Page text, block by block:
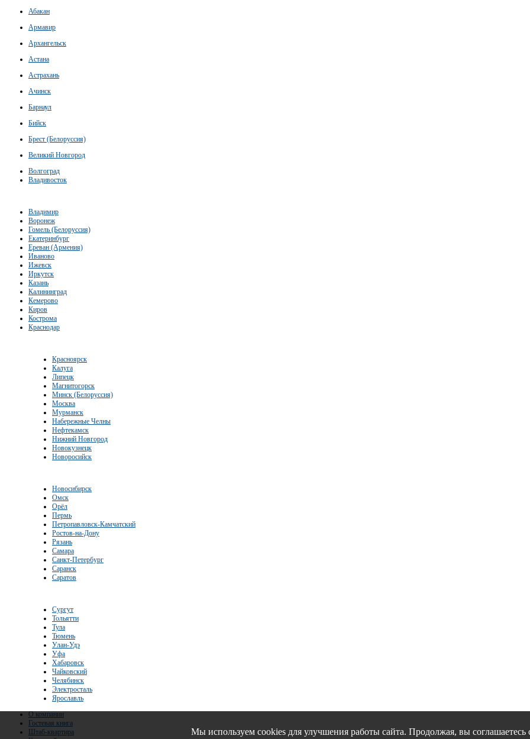
Абакан
Армавир
Архангельск
Астана
Астрахань
Ачинск
Барнаул
Бийск
Брест (Белоруссия)
Великий Новгород
Волгоград
Владивосток
Владимир
Воронеж
Гомель (Белоруссия)
Екатеринбург
Ереван (Армения)
Иваново
Ижевск
Иркутск
Казань
Калининград
Кемерово
Киров
Кострома
Краснодар
Красноярск
Калуга
Липецк
Магнитогорск
Минск (Белоруссия)
Москва
Мурманск
Набережные Челны
Нефтекамск
Нижний Новгород
Новокузнецк
Новоросийск
Новосибирск
Омск
Орёл
Пермь
Петропавловск-Камчатский
Ростов-на-Дону
Рязань
Самара
Санкт-Петербург
Саранск
Саратов
Сургут
Тольятти
Тула
Тюмень
Улан-Удэ
Уфа
Хабаровск
Чайковский
Челябинск
Электросталь
Ярославль
О компании
Гостевая книга
Штаб-квартира
Мы используем cookies для улучшения работы сайта. Продолжая, вы соглашаетесь